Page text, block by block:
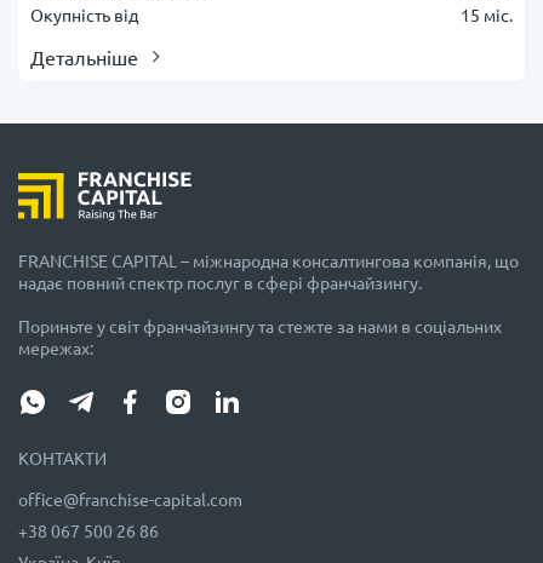
Окупність від
15 міс.
Детальніше
FRANCHISE CAPITAL – міжнародна консалтингова компанія, що
надає повний спектр послуг в сфері франчайзингу.
Пориньте у світ франчайзингу та стежте за нами в соціальних
мережах:
КОНТАКТИ
office@franchise-capital.com
+38 067 500 26 86